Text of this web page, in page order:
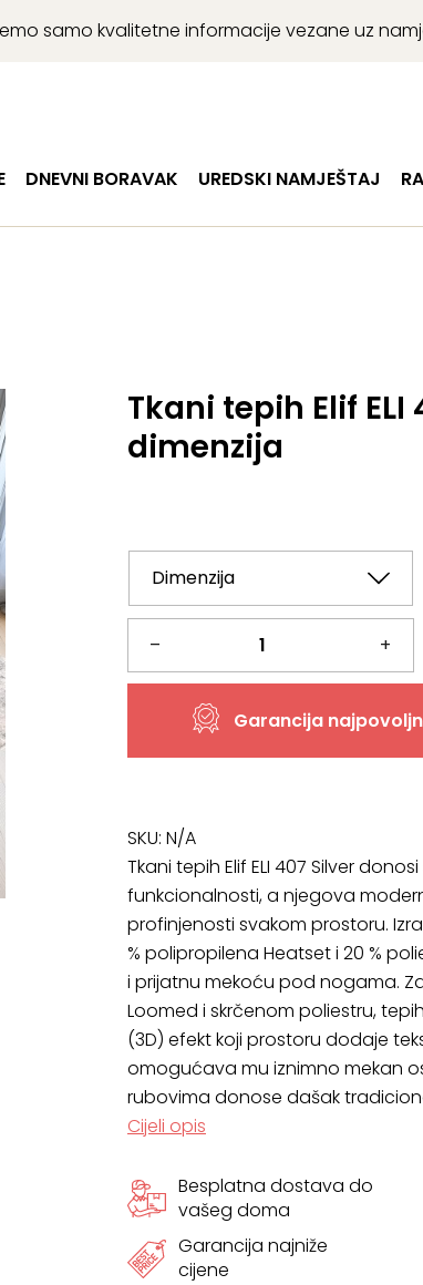
samo kvalitetne informacije vezane uz
DNEVNI BORAVAK UREDSKI NAMJEŠTAJ
Tkani tepih Elif ELI
dimenzija
–
Tkani
tepih
407
silver,
više
dimenzija
količina
+
Garancija
SKU: N/A
Tkani tepih Elif ELI 407 Silver
funkcionalnosti, a njegova
profinjenosti svakom prostoru.
% polipropilena Heatset i 20 %
i prijatnu mekoću pod nogama.
Loomed i skrčenom poliestru,
(3D) efekt koji prostoru dodaje
omogućava mu iznimno mekan
rubovima donose dašak
Cijeli opis
Besplatna dostava do
vašeg doma
Garancija najniže
cijene